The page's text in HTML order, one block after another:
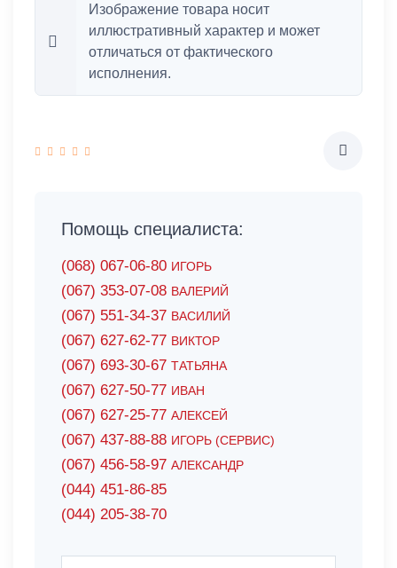
Изображение товара носит
иллюстративный характер и может
отличаться от фактического
исполнения.
Помощь специалиста:
(068) 067-06-80 ИГОРЬ
(067) 353-07-08 ВАЛЕРИЙ
(067) 551-34-37 ВАСИЛИЙ
(067) 627-62-77 ВИКТОР
(067) 693-30-67 ТАТЬЯНА
(067) 627-50-77 ИВАН
(067) 627-25-77 АЛЕКСЕЙ
(067) 437-88-88 ИГОРЬ (СЕРВИС)
(067) 456-58-97 АЛЕКСАНДР
(044) 451-86-85
(044) 205-38-70